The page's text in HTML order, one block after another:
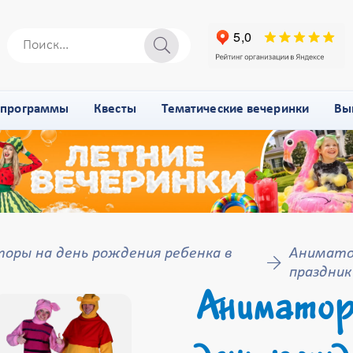
Квесты Тематические вечеринки
на день рождения ребенка в
праздник